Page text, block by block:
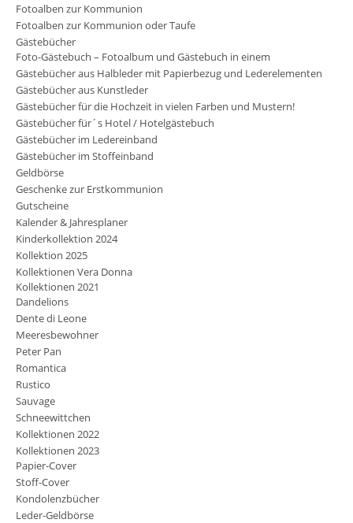
Fotoalben zur Kommunion
Fotoalben zur Kommunion oder Taufe
Gästebücher
Foto-Gästebuch – Fotoalbum und Gästebuch in einem
Gästebücher aus Halbleder mit Papierbezug und Lederelementen
Gästebücher aus Kunstleder
Gästebücher für die Hochzeit in vielen Farben und Mustern!
Gästebücher für´s Hotel / Hotelgästebuch
Gästebücher im Ledereinband
Gästebücher im Stoffeinband
Geldbörse
Geschenke zur Erstkommunion
Gutscheine
Kalender & Jahresplaner
Kinderkollektion 2024
Kollektion 2025
Kollektionen Vera Donna
Kollektionen 2021
Dandelions
Dente di Leone
Meeresbewohner
Peter Pan
Romantica
Rustico
Sauvage
Schneewittchen
Kollektionen 2022
Kollektionen 2023
Papier-Cover
Stoff-Cover
Kondolenzbücher
Leder-Geldbörse